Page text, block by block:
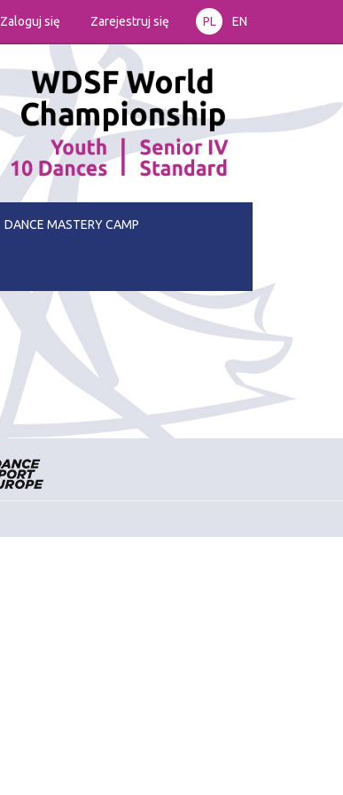
PL EN
Zaloguj się Zarejestruj się
DANCE MASTERY CAMP